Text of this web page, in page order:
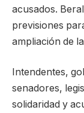
acusados.
previsiones
ampliación de
Intendentes,
senadores,
solidaridad y